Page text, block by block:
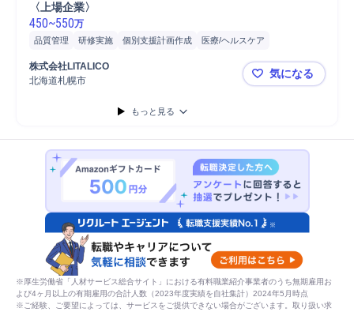
〈上場企業〉
450~550万
品質管理 研修実施 個別支援計画作成
医療/ヘルスケア
バリューアップ/モニタリング
管理職
マネジメント
株式会社LITALICO
北海道札幌市
408378044
気になる
もっと見る
※厚生労働省「人材サービス総合サイト」における有料職業紹介事業者のうち無期雇用お
よび4ヶ月以上の有期雇用の合計人数（2023年度実績を自社集計）2024年5月時点
※ご経験、ご要望によっては、サービスをご提供できない場合がございます。取り扱い求